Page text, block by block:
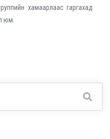
хамаарлаас гаргахад
юм.